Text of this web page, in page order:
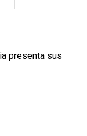
presenta sus